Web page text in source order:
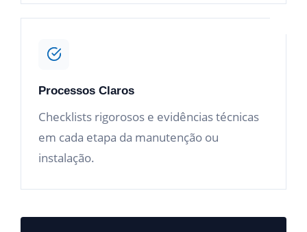
Processos Claros
Checklists rigorosos e evidências técnicas
em cada etapa da manutenção ou
instalação.